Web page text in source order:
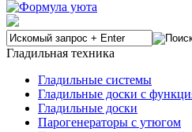
Гладильная техника
Гладильные системы
Гладильные доски с
Гладильные доски
Парогенераторы с утюгом